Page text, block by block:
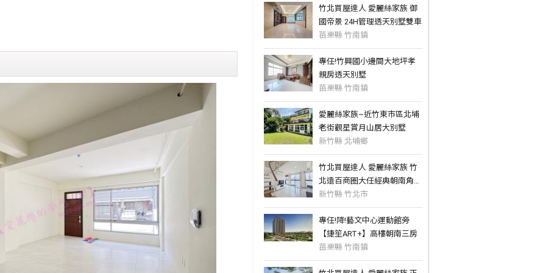
竹北買屋達人 愛麗絲家族 御
國帝景 24H管理透天別墅雙車
苗栗縣 竹南鎮
專任!竹興國小邊間大地坪孝
親房透天別墅
苗栗縣 竹南鎮
愛麗絲家族~近竹東市區北埔
老街觀星賞月山居大別墅
新竹縣 北埔鄉
竹北買屋達人 愛麗絲家族 竹
北遠百商圈大任經典朝南角間
幸福宅
新竹縣 竹北市
專任!降!藝文中心運動館旁
【捷笙ART+】高樓朝南三房
苗栗縣 竹南鎮